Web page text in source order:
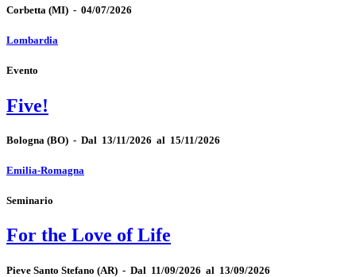
Corbetta (MI) - 04/07/2026
Lombardia
Evento
Five!
Bologna (BO) - Dal 13/11/2026 al 15/11/2026
Emilia-Romagna
Seminario
For the Love of Life
Pieve Santo Stefano (AR) - Dal 11/09/2026 al 13/09/2026